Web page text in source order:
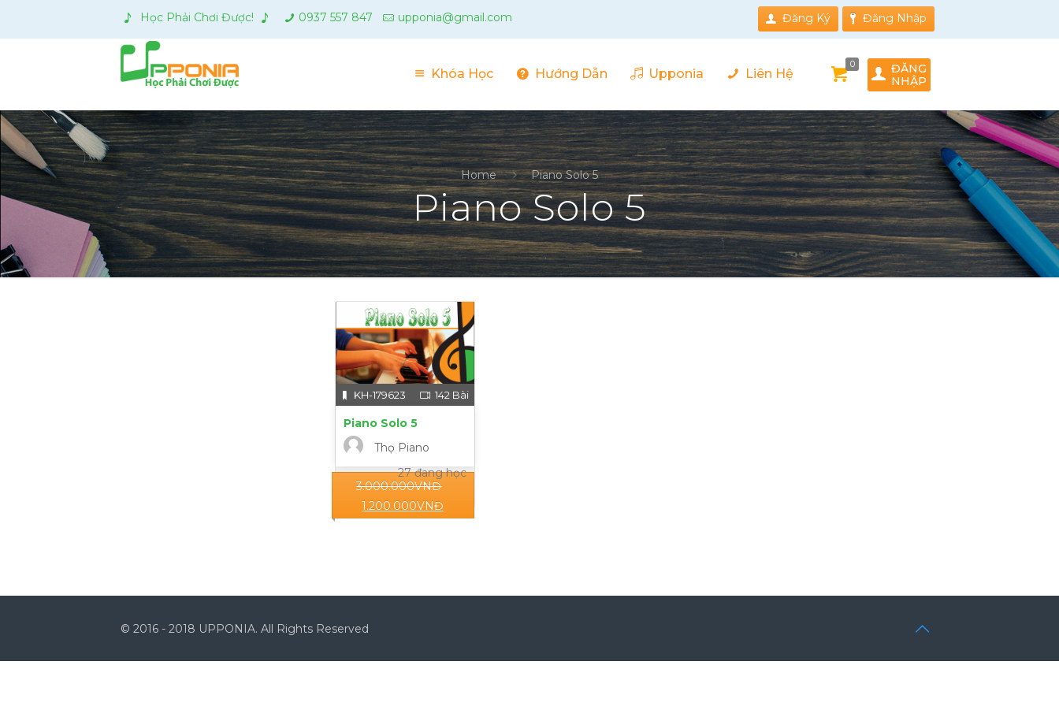
Học Phải Chơi Được! 0937 557 847 upponia@gmail.com Đăng Nhập
Đăng Ký
Khóa Học Hướng Dẫn Upponia Liên Hệ
0
ĐĂNG
NHẬP
Home Piano Solo 5
Piano Solo 5
KH-179623 142 Bài
Piano Solo 5
Thọ Piano
27 đang học
3.000.000VNĐ
1.200.000VNĐ
© 2016 - 2018 UPPONIA. All Rights Reserved